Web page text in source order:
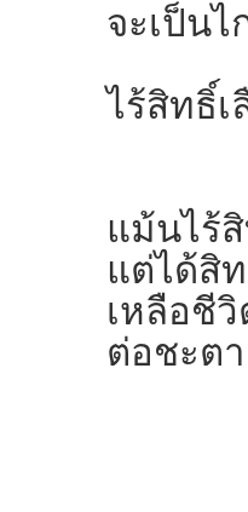
จะเป็นไ
ไร้สิทธิ์เ
แม้นไร้
แต่ได้สิ
เหลือชี
ต่อชะต